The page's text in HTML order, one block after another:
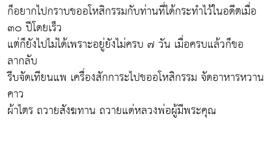
ก็อยากไปกราบขออโหสิกรรมกับท่านที่ได้กระทำไว้ในอดีตเมื่อ
๓๐ ปีโดยเร็ว
แต่ก็ยังไปไม่ได้เพราะอยู่ยังไม่ครบ ๗ วัน เมื่อครบแล้วก็ขอ
ลากลับ
รีบจัดเทียนแพ เครื่องสักการะไปขออโหสิกรรม จัดอาหารหวาน
คาว
ผ้าไตร ถวายสังฆทาน ถวายแด่หลวงพ่อผู้มีพระคุณ